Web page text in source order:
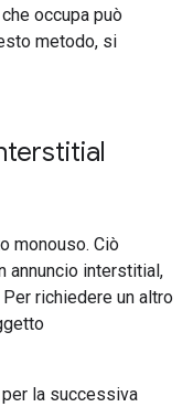
occupa può
metodo, si
monouso. Ciò
annuncio interstitial,
richiedere un altro
la successiva